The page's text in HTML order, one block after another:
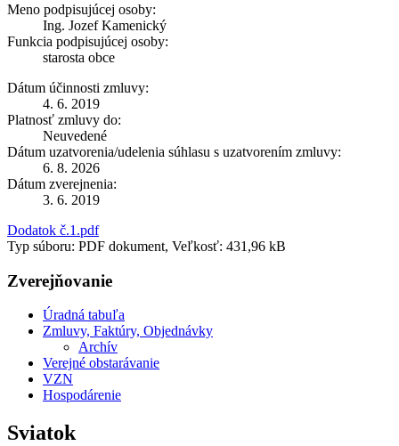
Meno podpisujúcej osoby:
Ing. Jozef Kamenický
Funkcia podpisujúcej osoby:
starosta obce
Dátum účinnosti zmluvy:
4. 6. 2019
Platnosť zmluvy do:
Neuvedené
Dátum uzatvorenia/udelenia súhlasu s uzatvorením zmluvy:
6. 8. 2026
Dátum zverejnenia:
3. 6. 2019
Dodatok č.1.pdf
Typ súboru: PDF dokument, Veľkosť: 431,96 kB
Zverejňovanie
Úradná tabuľa
Zmluvy, Faktúry, Objednávky
Archív
Verejné obstarávanie
VZN
Hospodárenie
Sviatok